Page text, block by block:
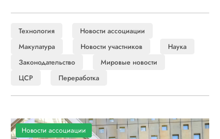
Технология
Новости ассоциации
Макулатура
Новости участников
Наука
Законодательство
Мировые новости
ЦСР
Переработка
Новости ассоциации